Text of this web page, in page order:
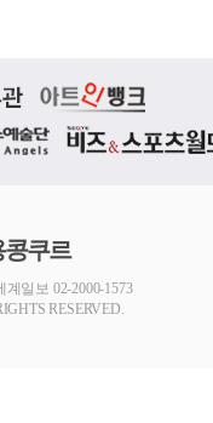
콩쿠르
일보 02-2000-1573
RESERVED.